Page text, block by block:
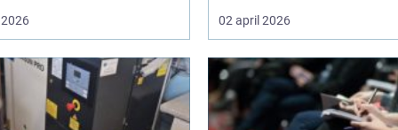
02 april 2026